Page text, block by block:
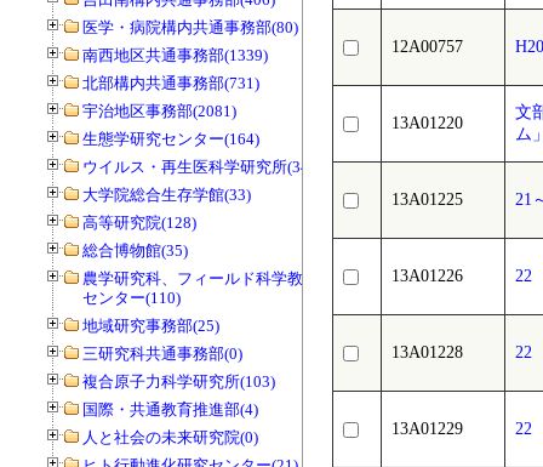
医学・病院構内共通事務部(80)
南西地区共通事務部(1339)
北部構内共通事務部(731)
宇治地区事務部(2081)
生態学研究センター(164)
ウイルス・再生医科学研究所(34)
大学院総合生存学館(33)
高等研究院(128)
総合博物館(35)
農学研究科、フィールド科学教育研究
センター(110)
地域研究事務部(25)
三研究科共通事務部(0)
複合原子力科学研究所(103)
国際・共通教育推進部(4)
人と社会の未来研究院(0)
12A00757
13A01220
文
ム
13A01225 21
13A01226 22
13A01228 22
13A01229 22